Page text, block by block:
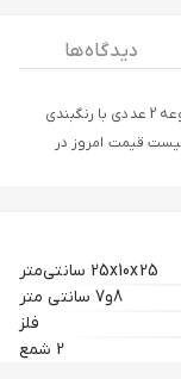
دیدگاه ها
خرید اینترنتی جاشمعی مدل الماس کد 100000000 مجموعه 2 عددی با رنگبندی
قیمت امروز در
25x10x25 سانتی‌متر
8و7 سانتی متر
فلز
2 شمع